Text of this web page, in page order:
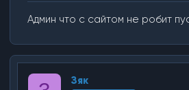
Админ что с сайтом не робит
Зяк